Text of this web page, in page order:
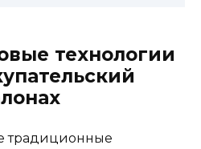
технологии
традиционные